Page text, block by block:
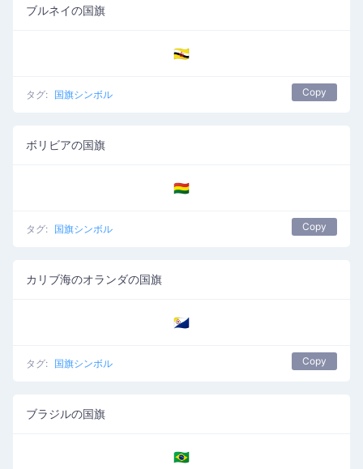
ブルネイの国旗
🇧🇳
タグ: 国旗シンボル Copy
ボリビアの国旗
🇧🇴
タグ: 国旗シンボル Copy
カリブ海のオランダの国旗
🇧🇶
タグ: 国旗シンボル Copy
ブラジルの国旗
🇧🇷